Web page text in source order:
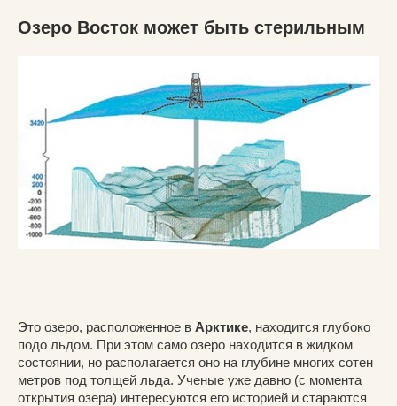
Озеро Восток может быть стерильным
Это озеро, расположенное в Арктике, находится глубоко
подо льдом. При этом само озеро находится в жидком
состоянии, но располагается оно на глубине многих сотен
метров под толщей льда. Ученые уже давно (с момента
открытия озера) интересуются его историей и стараются